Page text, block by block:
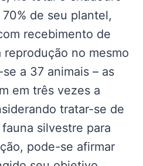
de seu plantel,
recebimento de
reprodução no mesmo
a 37 animais – as
em três vezes a
tratar-se de
silvestre para
pode-se afirmar